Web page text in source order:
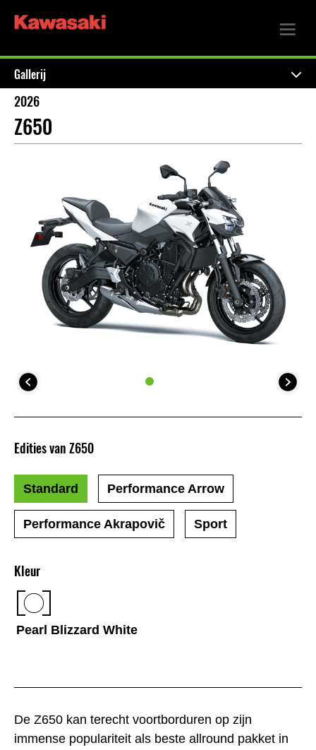
Gallerij
2026
Z650
De Z650 kan terecht voortborduren op zijn
immense populariteit als beste allround pakket in
Kleur
Pearl Blizzard White
Edities van Z650
Standard Performance Arrow
Performance Akrapovič Sport